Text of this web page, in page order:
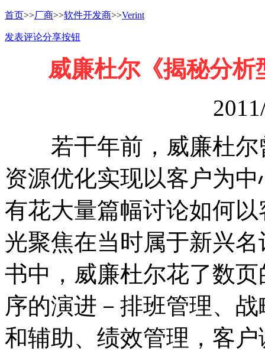
首页>>厂商>>软件开发商>>Verint
发表评论分享按钮
威廉杜尔《揭秘分
若干年前，威廉杜尔
资源优化实现以客户为
有花大量篇幅讨论如何
光聚焦在当时属于新兴
书中，威廉杜尔花了数
序的演进－排班管理、
和辅助、绩效管理，客